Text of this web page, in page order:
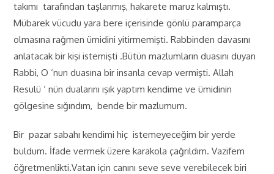
takımı tarafından taşlanmış, hakarete maruz kalmıştı.
Mübarek vücudu yara bere içerisinde gönlü paramparça
olmasına rağmen ümidini yitirmemişti. Rabbinden davasını
anlatacak bir kişi istemişti .Bütün mazlumların duasını duyan
Rabbi, O ‘nun duasına bir insanla cevap vermişti. Allah
Resulü ‘ nün dualarını ışık yaptım kendime ve ümidinin
gölgesine sığındım, bende bir mazlumum.
Bir pazar sabahı kendimi hiç istemeyeceğim bir yerde
buldum. İfade vermek üzere karakola çağrıldım. Vazifem
öğretmenlikti.Vatan için canını seve seve verebilecek biri